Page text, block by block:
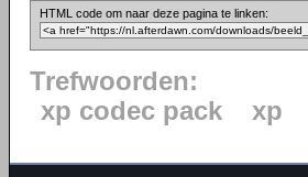
HTML code om naar deze pagina te linken:
Trefwoorden:
xp codec pack
xp